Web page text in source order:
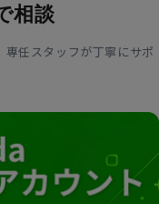
相談
専任スタッフが丁寧にサポ